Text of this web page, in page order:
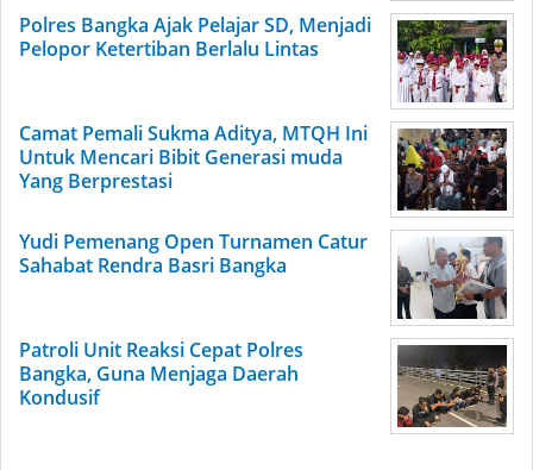
Polres Bangka Ajak Pelajar SD, Menjadi
Pelopor Ketertiban Berlalu Lintas
Camat Pemali Sukma Aditya, MTQH Ini
Untuk Mencari Bibit Generasi muda
Yang Berprestasi
Yudi Pemenang Open Turnamen Catur
Sahabat Rendra Basri Bangka
Patroli Unit Reaksi Cepat Polres
Bangka, Guna Menjaga Daerah
Kondusif